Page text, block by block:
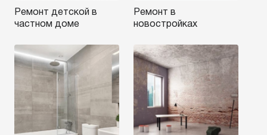
Ремонт детской в
частном доме
Ремонт в
новостройках